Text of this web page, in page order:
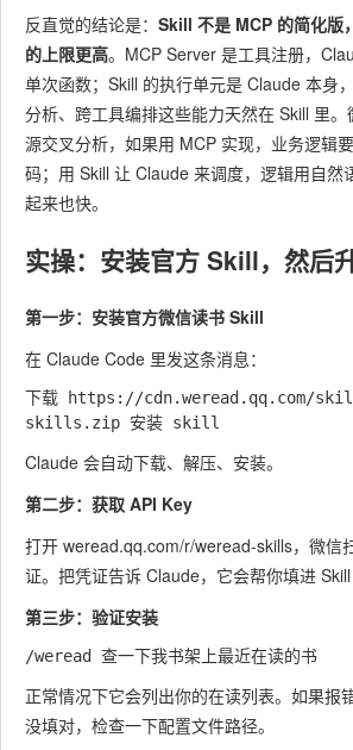
反直觉的结论是： Skill 不是 MCP 的简化版
的上限更高。MCP Server 是工具注册，
单次函数；Skill 的执行单元是 Claude 本身
分析、跨工具编排这些能力天然在 Skill 里
源交叉分析，如果用 MCP 实现，业务逻辑
码；用 Skill 让 Claude 来调度，逻辑用自然
起来也快。
实操：安装官方 Skill，然后
第一步：安装官方微信读书 Skill
在 Claude Code 里发这条消息：
下载 https://cdn.weread.qq.com/
Claude 会自动下载、解压、安装。
第二步：获取 API Key
打开 weread.qq.com/r/weread-skills，微信
证。把凭证告诉 Claude，它会帮你填进 Skill
第三步：验证安装
正常情况下它会列出你的在读列表。如果报
没填对，检查一下配置文件路径。